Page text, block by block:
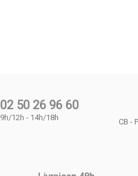
02 50 26 96 60
9h/12h - 14h/18h CB -